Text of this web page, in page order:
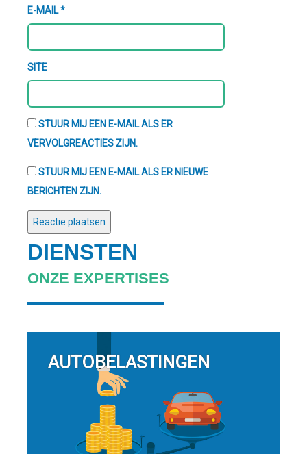
E-MAIL*
SITE
STUUR MIJ EEN E-MAIL ALS ER
VERVOLGREACTIES ZIJN.
STUUR MIJ EEN E-MAIL ALS ER NIEUWE
BERICHTEN ZIJN.
DIENSTEN
ONZE EXPERTISES
AUTOBELASTINGEN